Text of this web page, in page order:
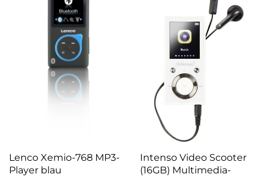
Lenco Xemio-768 MP3-
Player blau
Intenso Video Scooter
(16GB) Multimedia-